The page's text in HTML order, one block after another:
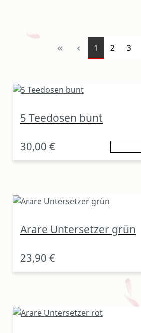
Seite
1 Seite
2 Seite
3
5 Teedosen bunt
30,00 €
Arare Untersetzer grün
23,90 €